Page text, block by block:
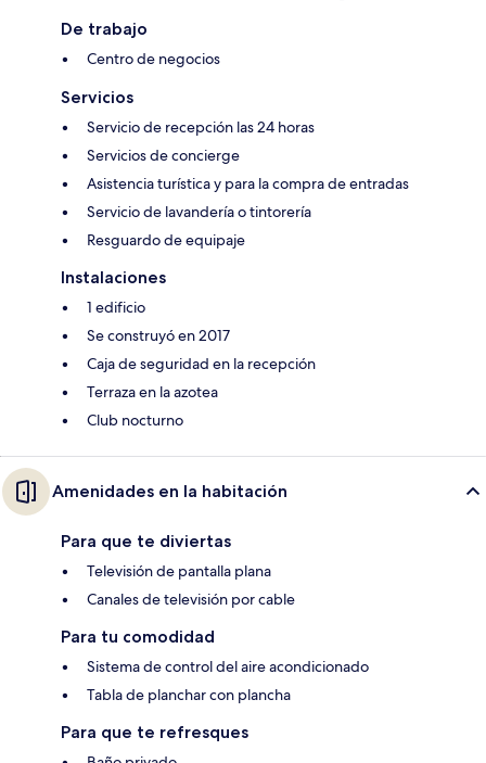
De trabajo
Centro de negocios
Servicios
Servicio de recepción las 24 horas
Servicios de concierge
Asistencia turística y para la compra de entradas
Servicio de lavandería o tintorería
Resguardo de equipaje
Instalaciones
1 edificio
Se construyó en 2017
Caja de seguridad en la recepción
Terraza en la azotea
Club nocturno
Amenidades en la habitación
Para que te diviertas
Televisión de pantalla plana
Canales de televisión por cable
Para tu comodidad
Sistema de control del aire acondicionado
Tabla de planchar con plancha
Para que te refresques